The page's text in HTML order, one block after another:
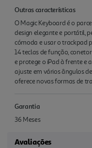
Outras características
O Magic Keyboard é o
design elegante e portátil,
cómoda e usar o trackpad
14 teclas de função,
e protege o iPad à frente e
ajuste em vários ângulos
oferece novas formas de
Garantia
36 Meses
Avaliações